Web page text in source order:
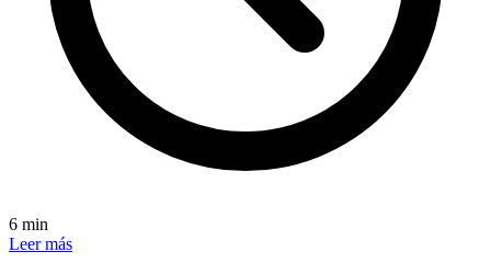
6 min
Leer más